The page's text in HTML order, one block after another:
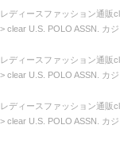
レディースファッション通販
clear U.S. POLO ASSN. カ
レディースファッション通販
clear U.S. POLO ASSN. カ
レディースファッション通販
clear U.S. POLO ASSN. カ